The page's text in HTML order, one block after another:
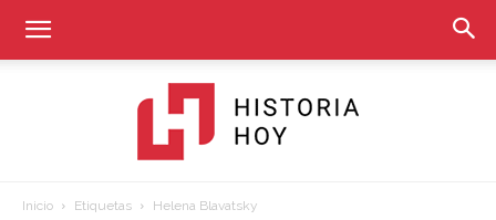
Historia
Inicio Etiquetas Helena Blavatsky